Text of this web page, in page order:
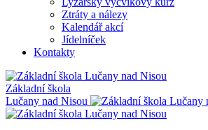
Ztráty a nálezy
Kalendář akcí
Jídelníček
Kontakty
Základní škola
Lučany nad Nisou